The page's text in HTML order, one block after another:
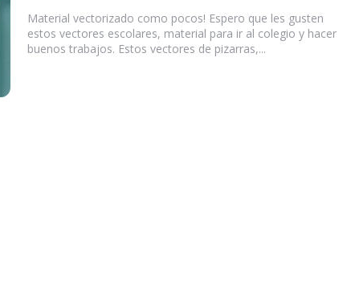
Material vectorizado como pocos! Espero que les gusten
estos vectores escolares, material para ir al colegio y hacer
buenos trabajos. Estos vectores de pizarras,...